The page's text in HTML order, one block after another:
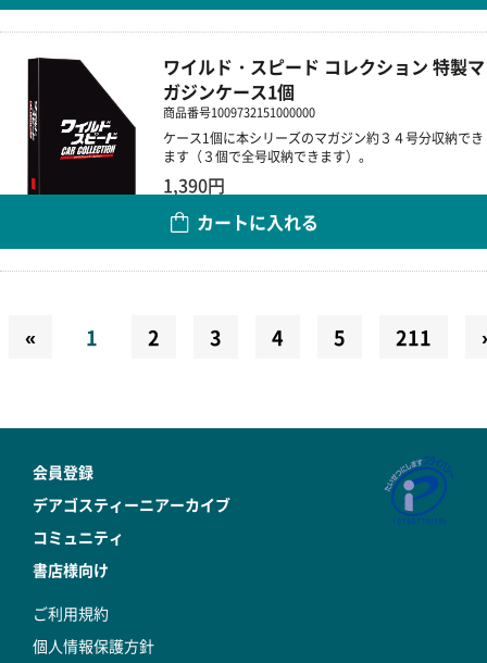
ワイルド・スピード コレクション 特製マ
ガジンケース1個
商品番号1009732151000000
ケース1個に本シリーズのマガジン約３４号分収納でき
ます（３個で全号収納できます）。
1,390円
カートに入れる
« 1 2 3 4 5 211
会員登録
デアゴスティーニアーカイブ
コミュニティ
書店様向け
ご利用規約
個人情報保護方針